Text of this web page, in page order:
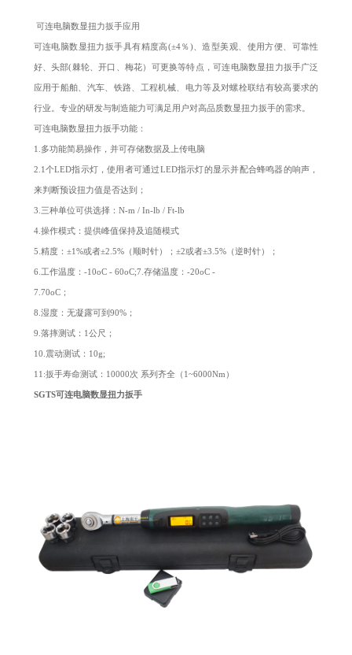
可连电脑数显扭力扳手应用
可连电脑数显扭力扳手具有精度高(±4％)、造型美观、使用方便、可靠性
好、头部(棘轮、开口、梅花）可更换等特点，可连电脑数显扭力扳手广泛
应用于船舶、汽车、铁路、工程机械、电力等及对螺栓联结有较高要求的
行业。专业的研发与制造能力可满足用户对高品质数显扭力扳手的需求。
可连电脑数显扭力扳手功能：
1.多功能简易操作，并可存储数据及上传电脑
2.1个LED指示灯，使用者可通过LED指示灯的显示并配合蜂鸣器的响声，
来判断预设扭力值是否达到；
3.三种单位可供选择：N-m / In-lb / Ft-lb
4.操作模式：提供峰值保持及追随模式
5.精度：±1%或者±2.5%（顺时针）；±2或者±3.5%（逆时针）；
6.工作温度：-10oC - 60oC;7.存储温度：-20oC -
7.70oC；
8.湿度：无凝露可到90%；
9.落摔测试：1公尺；
10.震动测试：10g;
11:扳手寿命测试：10000次 系列齐全（1~6000Nm）
SGTS可连电脑数显扭力扳手